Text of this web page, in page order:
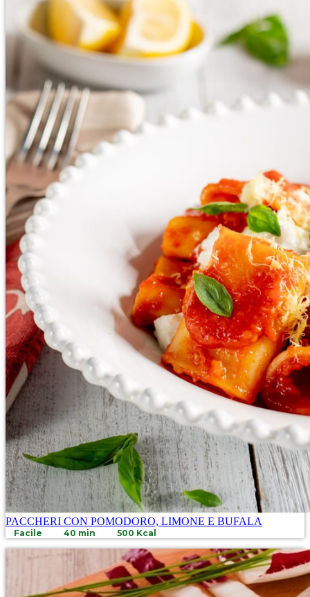
PACCHERI CON POMODORO, LIMONE E BUFALA
Facile 40 min 500 Kcal